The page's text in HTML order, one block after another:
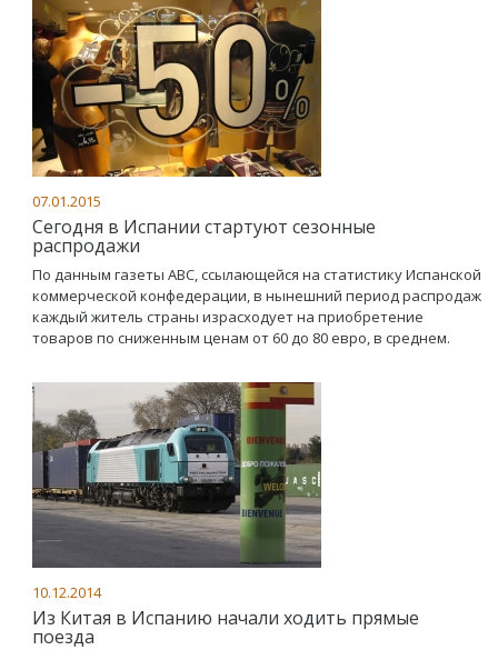
07.01.2015
Сегодня в Испании стартуют сезонные
распродажи
По данным газеты АВС, ссылающейся на статистику Испанской
коммерческой конфедерации, в нынешний период распродаж
каждый житель страны израсходует на приобретение
товаров по сниженным ценам от 60 до 80 евро, в среднем.
10.12.2014
Из Китая в Испанию начали ходить прямые
поезда